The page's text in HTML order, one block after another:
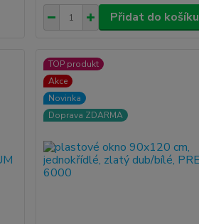
Přidat do košíku
TOP produkt
Akce
Novinka
Doprava ZDARMA